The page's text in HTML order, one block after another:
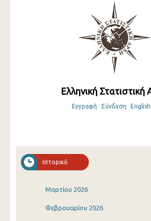
Ελληνική Στατιστική
Εγγραφή Σύνδεση English
Ιστορικό
Μαρτίου 2026
Φεβρουαρίου 2026